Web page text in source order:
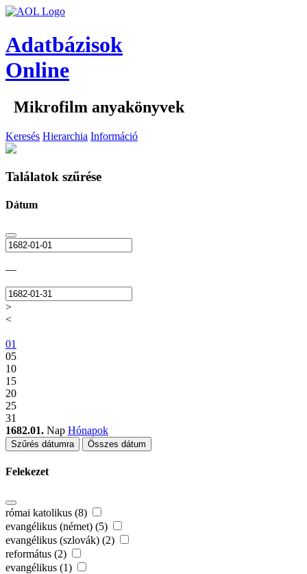
Adatbázisok
Online
Mikrofilm anyakönyvek
Keresés Hierarchia Információ
Találatok szűrése
Dátum
—
>
<
01
05
10
15
20
25
31
1682.01. Nap Hónapok
Szűrés dátumra Összes dátum
Felekezet
római katolikus (8)
evangélikus (német) (5)
evangélikus (szlovák) (2)
református (2)
evangélikus (1)